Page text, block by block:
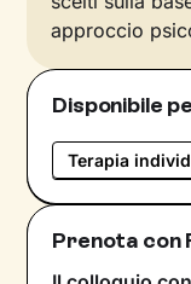
approccio
Disponibile
Terapia
Prenota con